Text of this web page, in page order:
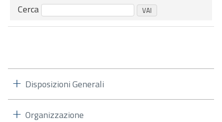
Cerca
Disposizioni Generali
Organizzazione